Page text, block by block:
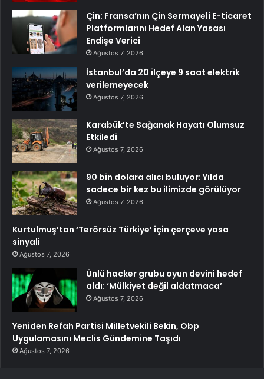
Çin: Fransa’nın Çin Sermayeli E-ticaret
Platformlarını Hedef Alan Yasası
Endişe Verici
Ağustos 7, 2026
İstanbul’da 20 ilçeye 9 saat elektrik
verilemeyecek
Ağustos 7, 2026
Karabük’te Sağanak Hayatı Olumsuz
Etkiledi
Ağustos 7, 2026
90 bin dolara alıcı buluyor: Yılda
sadece bir kez bu ilimizde görülüyor
Ağustos 7, 2026
Kurtulmuş’tan ‘Terörsüz Türkiye’ için çerçeve yasa
sinyali
Ağustos 7, 2026
Ünlü hacker grubu oyun devini hedef
aldı: ‘Mülkiyet değil aldatmaca’
Ağustos 7, 2026
Yeniden Refah Partisi Milletvekili Bekin, Obp
Uygulamasını Meclis Gündemine Taşıdı
Ağustos 7, 2026